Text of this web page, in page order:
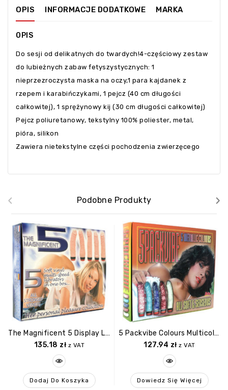
OPIS INFORMACJE DODATKOWE MARKA
OPIS
Do sesji od delikatnych do twardych!4-częściowy zestaw
do lubieżnych zabaw fetyszystycznych: 1
nieprzezroczysta maska na oczy,1 para kajdanek z
rzepem i karabińczykami, 1 pejcz (40 cm długości
całkowitej), 1 sprężynowy kij (30 cm długości całkowitej)
Pejcz poliuretanowy, tekstylny 100% poliester, metal,
pióra, silikon
Zawiera nietekstylne części pochodzenia zwierzęcego
Podobne Produkty
The Magnificent 5 Display Light Skin Tone
135.18 zł z VAT
Dodaj Do Koszyka
5 Packvibe Colours Multicolor
127.94 zł z VAT
Dowiedz Się Więcej
‹ ›